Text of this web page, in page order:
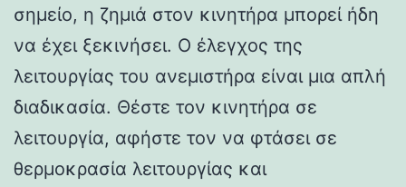
σημείο, η ζημιά στον κινητήρα μπορεί ήδη
να έχει ξεκινήσει. Ο έλεγχος της
λειτουργίας του ανεμιστήρα είναι μια απλή
διαδικασία. Θέστε τον κινητήρα σε
λειτουργία, αφήστε τον να φτάσει σε
θερμοκρασία λειτουργίας και